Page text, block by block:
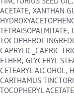
ACETATE, XANTHAN
TOCOPHEROL
CAPRYLIC_CAPRIC
ETHER, GLYCERYL
CETEARYL ALCOHOL,
CARTHAMUS
TOCOPHERYL